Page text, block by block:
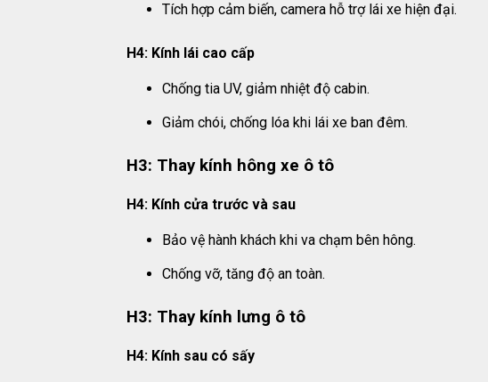
Tích hợp cảm biến, camera hỗ trợ lái xe hiện đại.
H4: Kính lái cao cấp
Chống tia UV, giảm nhiệt độ cabin.
Giảm chói, chống lóa khi lái xe ban đêm.
H3: Thay kính hông xe ô tô
H4: Kính cửa trước và sau
Bảo vệ hành khách khi va chạm bên hông.
Chống vỡ, tăng độ an toàn.
H3: Thay kính lưng ô tô
H4: Kính sau có sấy